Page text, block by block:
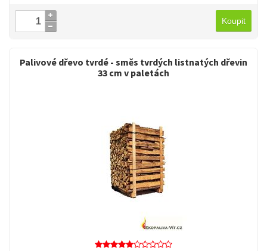
Koupit
Palivové dřevo tvrdé - směs tvrdých listnatých dřevin
33 cm v paletách